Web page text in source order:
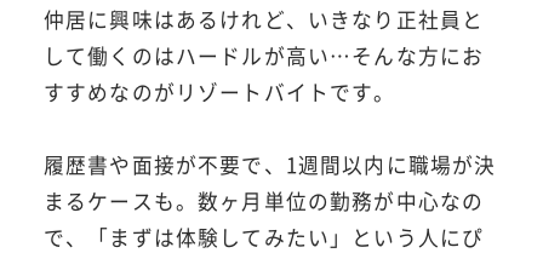
仲居に興味はあるけれど、いきなり正社員と
して働くのはハードルが高い…そんな方にお
すすめなのがリゾートバイトです。
履歴書や面接が不要で、1週間以内に職場が決
まるケースも。数ヶ月単位の勤務が中心なの
で、「まずは体験してみたい」という人にぴ